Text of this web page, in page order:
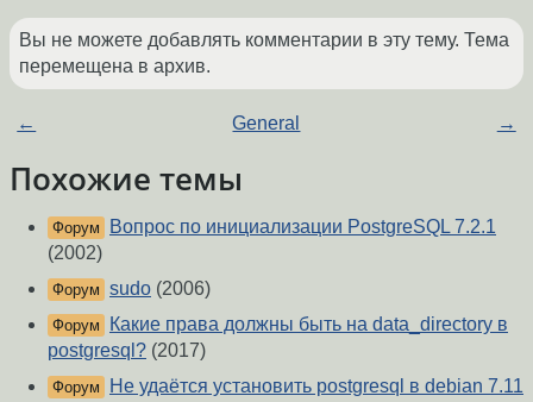
Вы не можете добавлять комментарии в эту тему. Тема
перемещена в архив.
← General →
Похожие темы
Форум
Вопрос по инициализации PostgreSQL 7.2.1
(2002)
Форум sudo (2006)
Форум
Какие права должны быть на data_directory в
postgresql? (2017)
Форум Не удаётся установить postgresql в debian 7.11